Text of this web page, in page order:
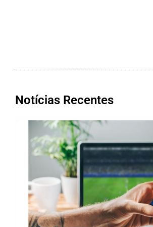
Notícias Recentes